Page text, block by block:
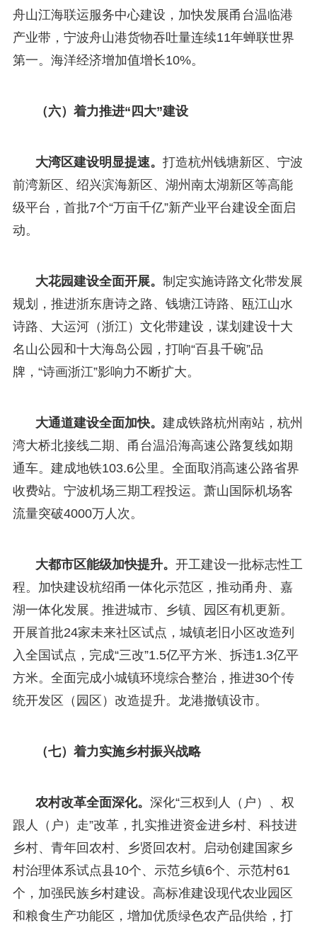
舟山江海联运服务中心建设，加快发展甬台温临港
产业带，宁波舟山港货物吞吐量连续11年蝉联世界
第一。海洋经济增加值增长10%。
（六）着力推进“四大”建设
大湾区建设明显提速。 打造杭州钱塘新区、宁波
前湾新区、绍兴滨海新区、湖州南太湖新区等高能
级平台，首批7个“万亩千亿”新产业平台建设全面启
动。
大花园建设全面开展。 制定实施诗路文化带发展
规划，推进浙东唐诗之路、钱塘江诗路、瓯江山水
诗路、大运河（浙江）文化带建设，谋划建设十大
名山公园和十大海岛公园，打响“百县千碗”品
牌，“诗画浙江”影响力不断扩大。
大通道建设全面加快。 建成铁路杭州南站，杭州
湾大桥北接线二期、甬台温沿海高速公路复线如期
通车。建成地铁103.6公里。全面取消高速公路省界
收费站。宁波机场三期工程投运。萧山国际机场客
流量突破4000万人次。
大都市区能级加快提升。 开工建设一批标志性工
程。加快建设杭绍甬一体化示范区，推动甬舟、嘉
湖一体化发展。推进城市、乡镇、园区有机更新。
开展首批24家未来社区试点，城镇老旧小区改造列
入全国试点，完成“三改”1.5亿平方米、拆违1.3亿平
方米。全面完成小城镇环境综合整治，推进30个传
统开发区（园区）改造提升。龙港撤镇设市。
（七）着力实施乡村振兴战略
农村改革全面深化。 深化“三权到人（户）、权
跟人（户）走”改革，扎实推进资金进乡村、科技进
乡村、青年回农村、乡贤回农村。启动创建国家乡
村治理体系试点县10个、示范乡镇6个、示范村61
个，加强民族乡村建设。高标准建设现代农业园区
和粮食生产功能区，增加优质绿色农产品供给，打